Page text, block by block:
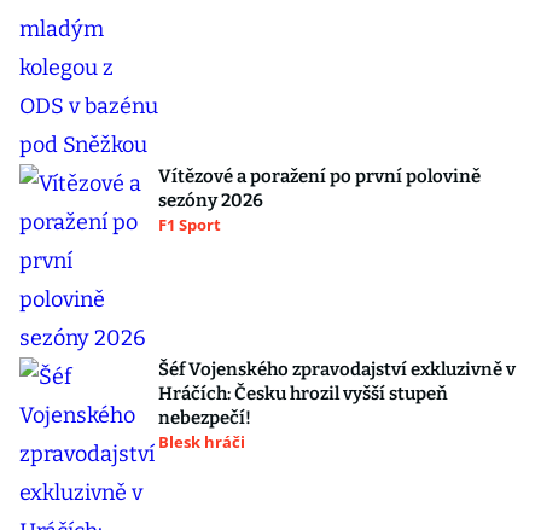
Vítězové a poražení po první polovině
sezóny 2026
F1 Sport
Šéf Vojenského zpravodajství exkluzivně v
Hráčích: Česku hrozil vyšší stupeň
nebezpečí!
Blesk hráči